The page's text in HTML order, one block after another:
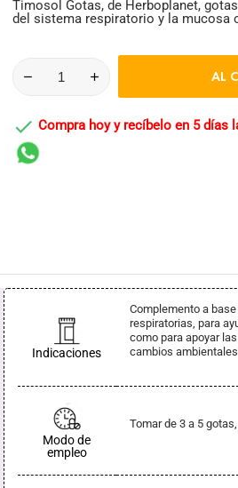
Timosol Gotas, de Herboplanet,
del sistema respiratorio y la mucosa
AL
 Compra hoy y recíbelo en 5 días
Indicaciones
Complemento a
respiratorias, para
como para apoyar
cambios
Modo de
empleo
Tomar de 3 a 5